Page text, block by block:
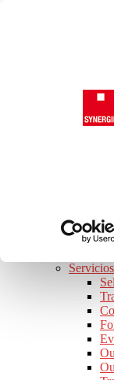
JOB TOUR
Consejos